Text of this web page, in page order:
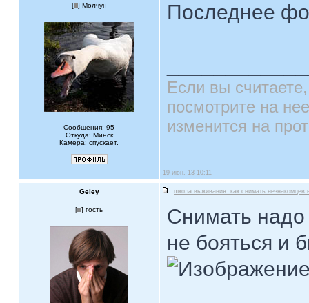
[ ] Молчун
Сообщения: 95
Откуда: Минск
Камера: спускает.
Последнее
Если вы
посмотрите на
изменится на
19 июн, 13 10:11
Geley школа выживания: как снимать незнакомцев
[ ] гость
Снимать надо
не бояться и